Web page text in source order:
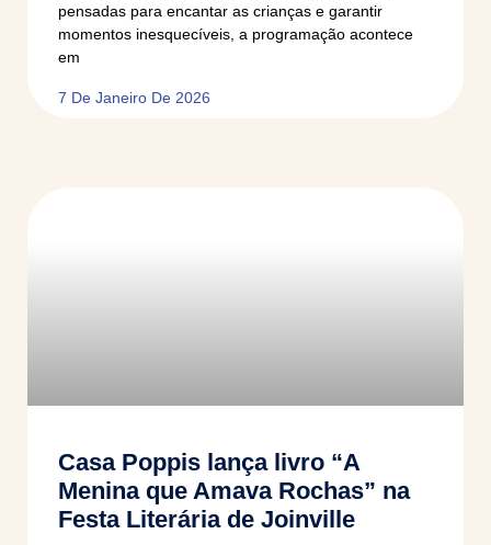
pensadas para encantar as crianças e garantir
momentos inesquecíveis, a programação acontece
em
7 De Janeiro De 2026
Casa Poppis lança livro “A
Menina que Amava Rochas” na
Festa Literária de Joinville